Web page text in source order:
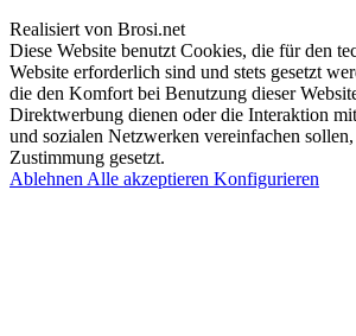
Realisiert von Brosi.net
Diese Website benutzt Cookies, die für den
Website erforderlich sind und stets gesetzt
die den Komfort bei Benutzung dieser
Direktwerbung dienen oder die Interaktion
und sozialen Netzwerken vereinfachen
Zustimmung gesetzt.
Ablehnen Alle akzeptieren Konfigurieren